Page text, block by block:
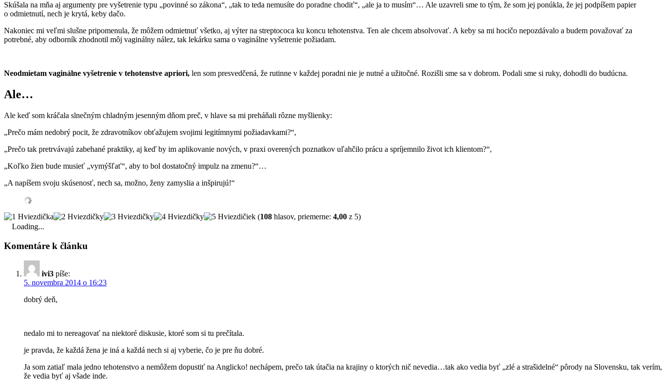
Skúšala na mňa aj argumenty pre vyšetrenie typu „povinné so zákona“, „tak to teda nemusíte do poradne chodiť“, „ale ja to musím“… Ale uzavreli sme to tým, že som jej ponúkla, že jej podpíšem papier
o odmietnutí, nech je krytá, keby dačo.
Nakoniec mi veľmi slušne pripomenula, že môžem odmietnuť všetko, aj výter na streptococa ku koncu tehotenstva. Ten ale chcem absolvovať. A keby sa mi hocičo nepozdávalo a budem považovať za
potrebné, aby odborník zhodnotil môj vaginálny nález, tak lekárku sama o vaginálne vyšetrenie požiadam.
Neodmietam vaginálne vyšetrenie v tehotenstve apriori, len som presvedčená, že rutinne v každej poradni nie je nutné a užitočné. Rozišli sme sa v dobrom. Podali sme si ruky, dohodli do budúcna.
Ale…
Ale keď som kráčala slnečným chladným jesenným dňom preč, v hlave sa mi preháňali rôzne myšlienky:
„Prečo mám nedobrý pocit, že zdravotníkov obťažujem svojimi legitímnymi požiadavkami?“,
„Prečo tak pretrvávajú zabehané praktiky, aj keď by im aplikovanie nových, v praxi overených poznatkov uľahčilo prácu a spríjemnilo život ich klientom?“,
„Koľko žien bude musieť „vymýšľať“, aby to bol dostatočný impulz na zmenu?“…
„A napíšem svoju skúsenosť, nech sa, možno, ženy zamyslia a inšpirujú!“
(108 hlasov, priemerne: 4,00 z 5)
Loading...
Komentáre k článku
ivi3 píše:
5. novembra 2014 o 16:23
dobrý deň,
nedalo mi to nereagovať na niektoré diskusie, ktoré som si tu prečítala.
je pravda, že každá žena je iná a každá nech si aj vyberie, čo je pre ňu dobré.
Ja som zatiaľ mala jedno tehotenstvo a nemôžem dopustiť na Anglicko! nechápem, prečo tak útačia na krajiny o ktorých nič nevedia…tak ako vedia byť „zlé a strašidelné“ pôrody na Slovensku, tak verím,
že vedia byť aj všade inde.